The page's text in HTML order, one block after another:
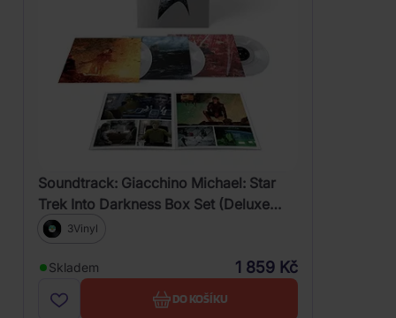
Soundtrack: Giacchino Michael: Star
Trek Into Darkness Box Set (Deluxe
Edition, Clear Vinyl)
3Vinyl
Skladem 1 859 Kč
DO KOŠÍKU